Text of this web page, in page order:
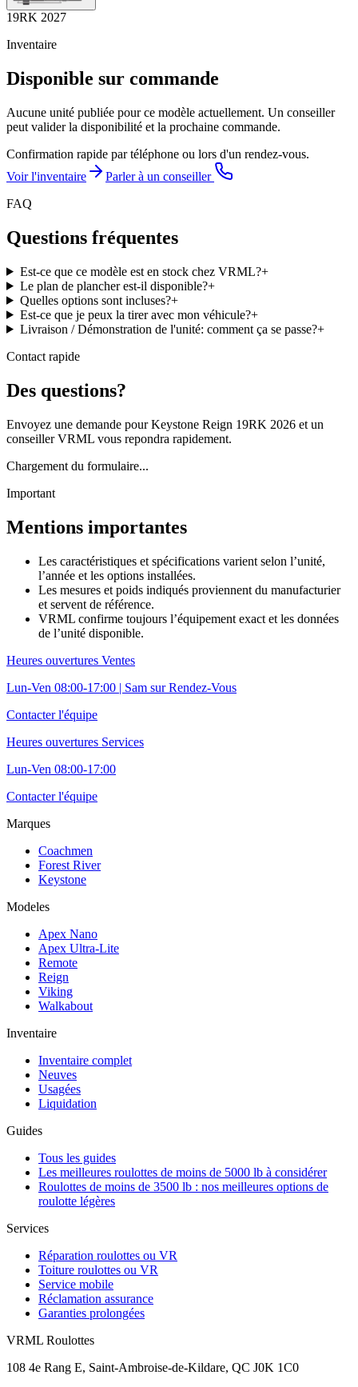
19RK 2027
Inventaire
Disponible sur commande
Aucune unité publiée pour ce modèle actuellement. Un conseiller
peut valider la disponibilité et la prochaine commande.
Confirmation rapide par téléphone ou lors d'un rendez-vous.
Voir l'inventaire
Parler à un conseiller
FAQ
Questions fréquentes
Est-ce que ce modèle est en stock chez VRML?+
Le plan de plancher est-il disponible?+
Quelles options sont incluses?+
Est-ce que je peux la tirer avec mon véhicule?+
Livraison / Démonstration de l'unité: comment ça se passe?+
Contact rapide
Des questions?
Envoyez une demande pour Keystone Reign 19RK 2026 et un
conseiller VRML vous repondra rapidement.
Chargement du formulaire...
Important
Mentions importantes
Les caractéristiques et spécifications varient selon l’unité,
l’année et les options installées.
Les mesures et poids indiqués proviennent du manufacturier
et servent de référence.
VRML confirme toujours l’équipement exact et les données
de l’unité disponible.
Heures ouvertures Ventes
Lun-Ven 08:00-17:00 | Sam sur Rendez-Vous
Contacter l'équipe
Heures ouvertures Services
Lun-Ven 08:00-17:00
Contacter l'équipe
Marques
Coachmen
Forest River
Keystone
Modeles
Apex Nano
Apex Ultra-Lite
Remote
Reign
Viking
Walkabout
Inventaire
Inventaire complet
Neuves
Usagées
Liquidation
Guides
Tous les guides
Les meilleures roulottes de moins de 5000 lb à considérer
Roulottes de moins de 3500 lb : nos meilleures options de
roulotte légères
Services
Réparation roulottes ou VR
Toiture roulottes ou VR
Service mobile
Réclamation assurance
Garanties prolongées
VRML Roulottes
108 4e Rang E, Saint-Ambroise-de-Kildare, QC J0K 1C0